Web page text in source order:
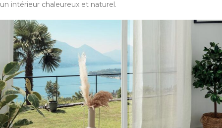
un intérieur chaleureux et naturel.